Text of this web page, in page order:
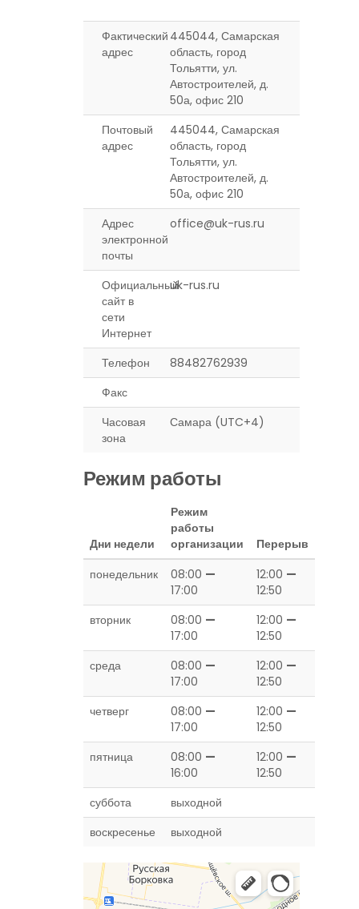
Фактический
адрес
445044, Самарская
область, город
Тольятти, ул.
Автостроителей, д.
50а, офис 210
Почтовый
адрес
445044, Самарская
область, город
Тольятти, ул.
Автостроителей, д.
50а, офис 210
Адрес
электронной
почты
office@uk-rus.ru
Официальный
сайт в
сети
Интернет
uk-rus.ru
Телефон
88482762939
Факс
Часовая
зона
Самара (UTC+4)
Режим работы
Дни недели
Режим
работы
организации
Перерыв
понедельник
08:00 —
17:00
12:00 —
12:50
вторник
08:00 —
17:00
12:00 —
12:50
среда
08:00 —
17:00
12:00 —
12:50
четверг
08:00 —
17:00
12:00 —
12:50
пятница
08:00 —
16:00
12:00 —
12:50
суббота
выходной
воскресенье
выходной